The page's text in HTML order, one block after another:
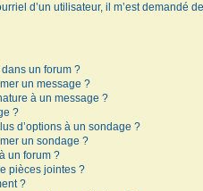
d’un utilisateur, il m’est demandé
un forum ?
un message ?
à un message ?
?
d’options à un sondage ?
un sondage ?
un forum ?
pièces jointes ?
?